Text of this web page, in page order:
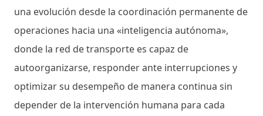
una evolución desde la coordinación permanente de
operaciones hacia una «inteligencia autónoma»,
donde la red de transporte es capaz de
autoorganizarse, responder ante interrupciones y
optimizar su desempeño de manera continua sin
depender de la intervención humana para cada